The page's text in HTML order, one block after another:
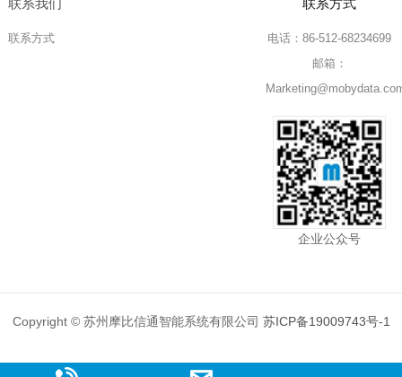
联系方式
电话：86-512-68234699
邮箱：
企业公众号
Copyright © 苏州摩比信通智能系统有限公司 苏ICP备19009743号-1